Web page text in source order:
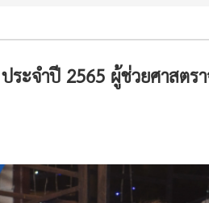
ะจำปี 2565 ผู้ช่วยศาสตร